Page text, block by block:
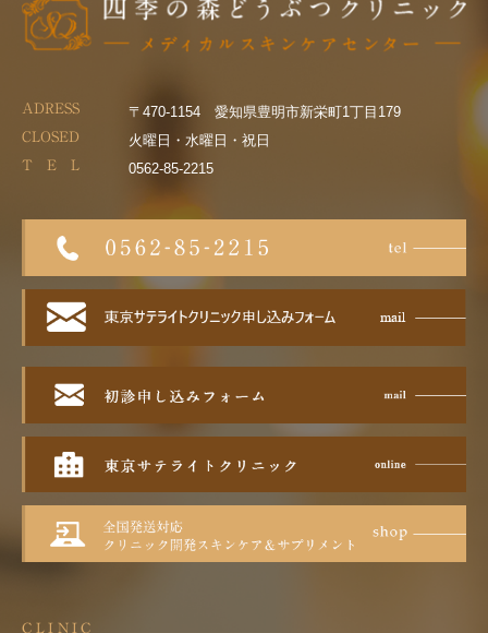
ADRESS 〒470-1154 愛知県豊明市新栄町1丁目179
CLOSED 火曜日・水曜日・祝日
T E L 0562-85-2215
CLINIC